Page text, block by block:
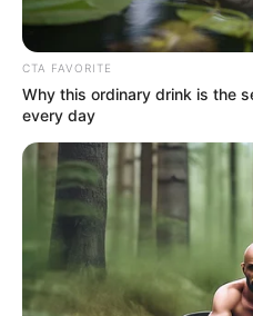
CTA FAVORITE
Why this ordinary drink is the
every day